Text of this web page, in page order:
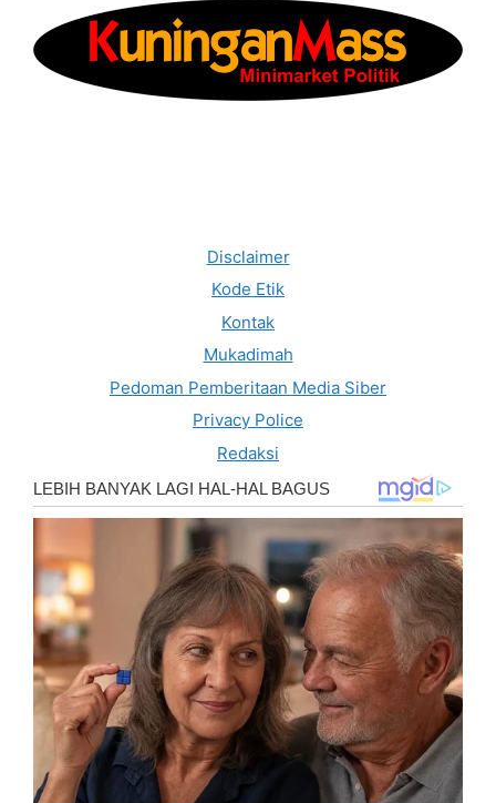
Disclaimer
Kode Etik
Kontak
Mukadimah
Pedoman Pemberitaan Media Siber
Privacy Police
Redaksi